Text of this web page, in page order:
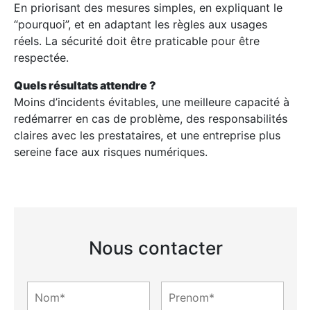
En priorisant des mesures simples, en expliquant le
“pourquoi”, et en adaptant les règles aux usages
réels. La sécurité doit être praticable pour être
respectée.
Quels résultats attendre ?
Moins d’incidents évitables, une meilleure capacité à
redémarrer en cas de problème, des responsabilités
claires avec les prestataires, et une entreprise plus
sereine face aux risques numériques.
Nous contacter